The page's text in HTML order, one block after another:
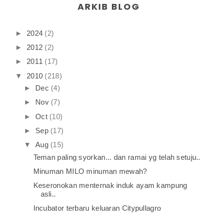
ARKIB BLOG
► 2024 (2)
► 2012 (2)
► 2011 (17)
▼ 2010 (218)
► Dec (4)
► Nov (7)
► Oct (10)
► Sep (17)
▼ Aug (15)
Teman paling syorkan... dan ramai yg telah setuju..
Minuman MILO minuman mewah?
Keseronokan menternak induk ayam kampung
asli..
Incubator terbaru keluaran Citypullagro